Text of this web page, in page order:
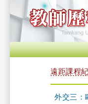
遠距課程
外交三：